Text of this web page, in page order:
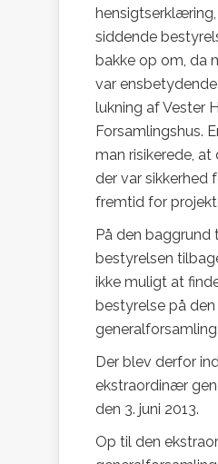
siddende
bakke op om, da
var
lukning af Vester
Forsamlingshus.
man risikerede,
der var sikkerhed
fremtid for
På den baggrund
bestyrelsen
ikke muligt at
bestyrelse på
generalforsamling.
Der blev derfor
ekstraordinær
den 3. juni 2013.
Op til den